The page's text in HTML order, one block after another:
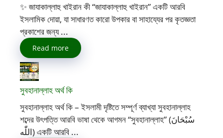
✨ জাযাকাল্লাহু খাইরান কী “জাযাকাল্লাহু খাইরান” একটি আরবি
ইসলামিক দোয়া, যা সাধারণত কারো উপকার বা সাহায্যের পর কৃতজ্ঞতা
প্রকাশের জন্য ...
Read more
সুবহানাল্লাহ অর্থ কি
সুবহানাল্লাহ অর্থ কি – ইসলামী দৃষ্টিতে সম্পূর্ণ ব্যাখ্যা সুবহানাল্লাহ
শব্দের উৎপত্তি আরবি ভাষা থেকে আগমন “সুবহানাল্লাহ” (سُبْحَانَ
اللّٰه) একটি আরবি ...